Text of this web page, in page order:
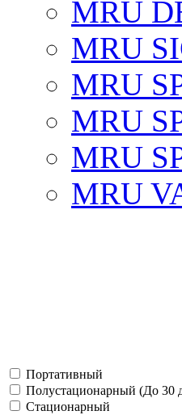
MRU
MRU
MRU
MRU
MRU
MRU
Портативный
Полустационарный (До 30
Стационарный